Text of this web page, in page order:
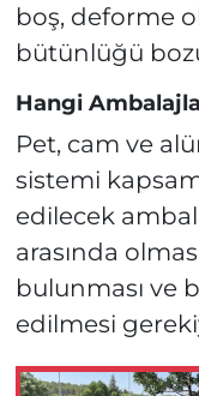
boş, deforme
bütünlüğü
Hangi
Pet, cam ve
sistemi
edilecek
arasında
bulunması ve
edilmesi